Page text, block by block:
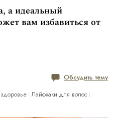
а идеальный
вам избавиться от
Обсудить тему
Лайфхаки для волос